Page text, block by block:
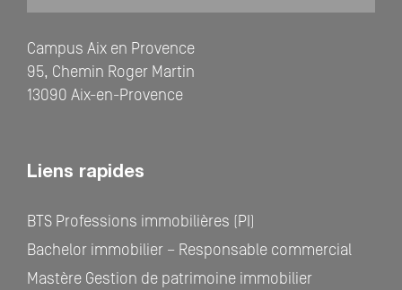
Campus Aix en Provence
95, Chemin Roger Martin
13090 Aix-en-Provence
Liens rapides
BTS Professions immobilières (PI)
Bachelor immobilier – Responsable commercial
Mastère Gestion de patrimoine immobilier